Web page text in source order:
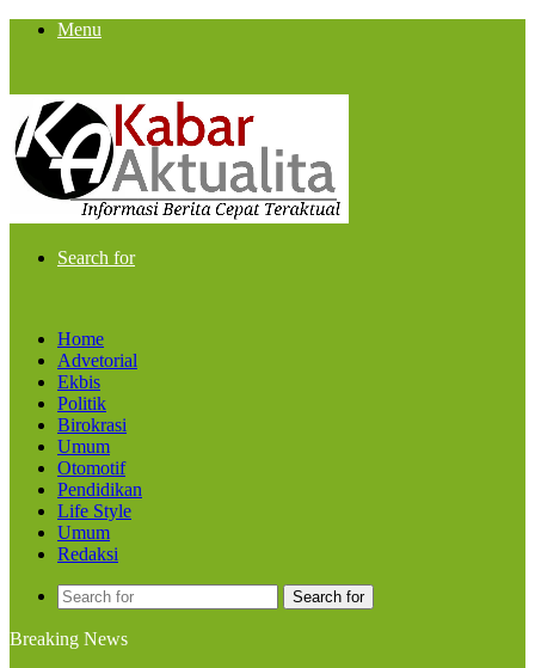
Menu
Search for
Home
Advetorial
Ekbis
Politik
Birokrasi
Umum
Otomotif
Pendidikan
Life Style
Umum
Redaksi
Search for
Breaking News